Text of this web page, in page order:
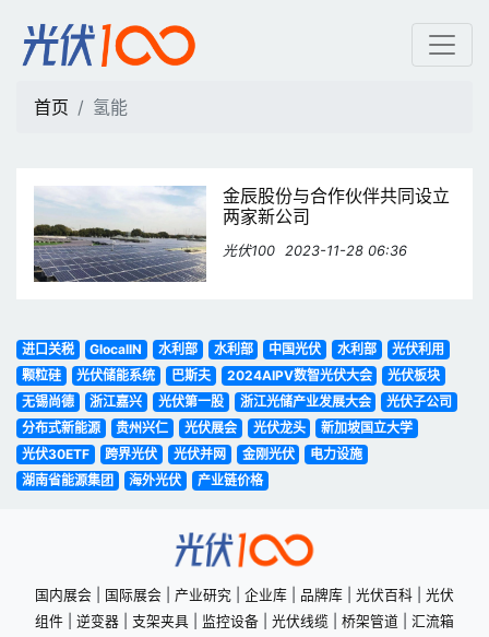
氢能 | 光伏100
首页 氢能
金辰股份与合作伙伴共同设立
两家新公司
光伏100 2023-11-28 06:36
进口关税 GlocalIN 水利部 水利部 中国光伏 水利部
光伏利用
颗粒硅
光伏储能系统 巴斯夫 2024AIPV数智光伏大会
光伏板块
无锡尚德
浙江嘉兴 光伏第一股 浙江光储产业发展大会
光伏子公司
分布式新能源
贵州兴仁 光伏展会 光伏龙头
新加坡国立大学
光伏30ETF
跨界光伏 光伏并网 金刚光伏
电力设施
湖南省能源集团
海外光伏 产业链价格
国内展会 国际展会 产业研究 企业库 品牌库 光伏百科
光伏
组件
逆变器 支架夹具 监控设备 光伏线缆 桥架管道
汇流箱